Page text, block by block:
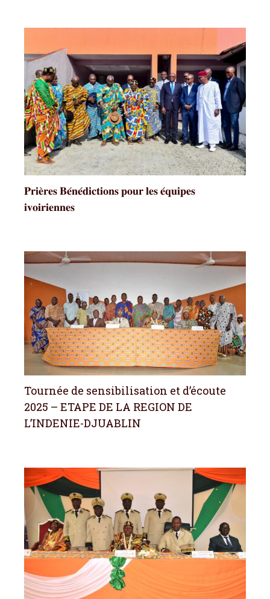
𝐏𝐫𝐢𝐞̀𝐫𝐞𝐬 𝐁𝐞́𝐧𝐞́𝐝𝐢𝐜𝐭𝐢𝐨𝐧𝐬 𝐩𝐨𝐮𝐫 𝐥𝐞𝐬 𝐞́𝐪𝐮𝐢𝐩𝐞𝐬
𝐢𝐯𝐨𝐢𝐫𝐢𝐞𝐧𝐧𝐞𝐬
Tournée de sensibilisation et d’écoute
2025 – ETAPE DE LA REGION DE
L’INDENIE-DJUABLIN